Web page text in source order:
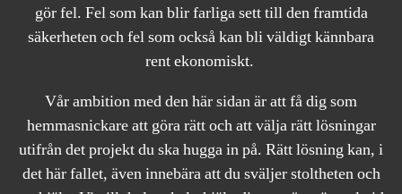
gör fel. Fel som kan blir farliga sett till den framtida
säkerheten och fel som också kan bli väldigt kännbara
rent ekonomiskt.
Vår ambition med den här sidan är att få dig som
hemmasnickare att göra rätt och att välja rätt lösningar
utifrån det projekt du ska hugga in på. Rätt lösning kan, i
det här fallet, även innebära att du sväljer stoltheten och